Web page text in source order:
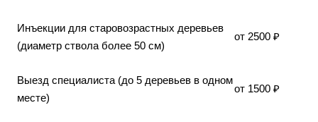
Инъекции для старовозрастных деревьев
(диаметр ствола более 50 см)
от 2500 ₽
Выезд специалиста (до 5 деревьев в одном
месте)
от 1500 ₽